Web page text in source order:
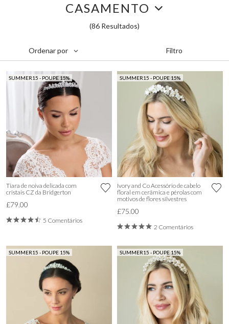
CASAMENTO
(86 Resultados)
Ordenar por Filtro
SUMMER15 - POUPE 15%
Tiara de noiva delicada com
cristais CZ da Bridgerton
£79.00
5 Comentários
SUMMER15 - POUPE 15%
Ivory and Co Acessório de cabelo
floral em cerâmica e pérolas com
motivos de flores silvestres
£75.00
2 Comentários
SUMMER15 - POUPE 15% SUMMER15 - POUPE 15%